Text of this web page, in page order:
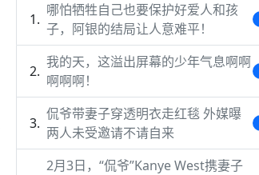
哪怕牺牲自己也要保护好爱人和孩
子，阿银的结局让人意难平！
我的天，这溢出屏幕的少年气息啊啊
啊啊啊！
侃爷带妻子穿透明衣走红毯 外媒曝
两人未受邀请不请自来
2月3日，“侃爷”Kanye West携妻子